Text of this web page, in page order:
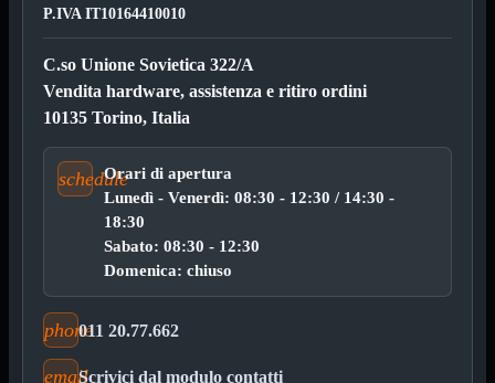
InkjetMostra tutti i prodotti
Multifunzione
Cabinet
Con Alimentatore
SpeakerMostra tutti i prodotti
Alimentazione USB
Mostra tutti i prodotti
P.IVA IT10164410010
C.so Unione Sovietica 322/A
Vendita hardware, assistenza e ritiro ordini
10135 Torino, Italia
scheduleOrari di apertura
Lunedì - Venerdì: 08:30 - 12:30 / 14:30 -
18:30
Sabato: 08:30 - 12:30
Domenica: chiuso
phone011 20.77.662
emailScrivici dal modulo contatti